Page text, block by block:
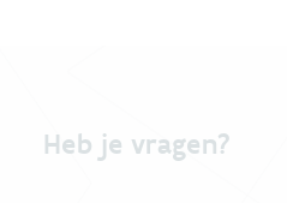
Heb je vragen?